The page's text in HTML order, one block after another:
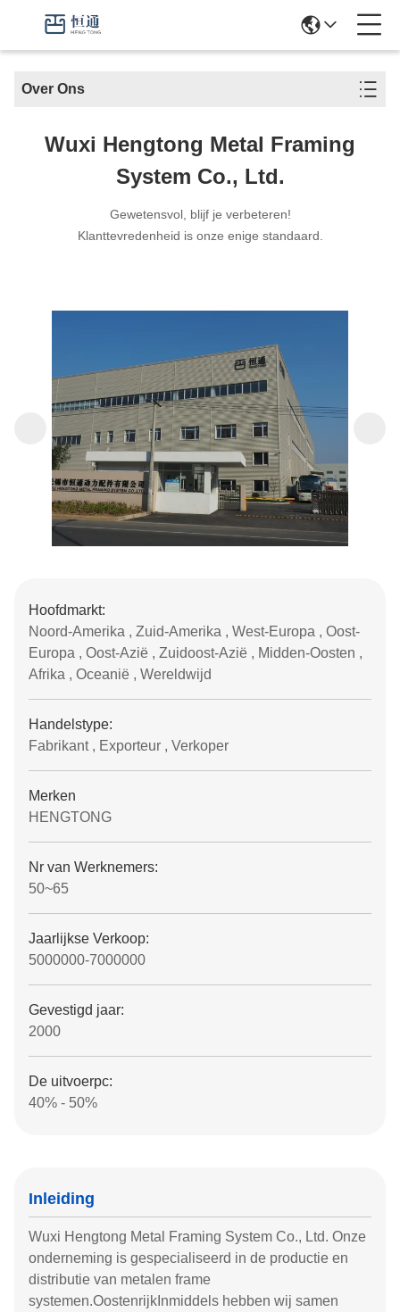
Over Ons
Wuxi Hengtong Metal Framing
System Co., Ltd.
Gewetensvol, blijf je verbeteren!
Klanttevredenheid is onze enige standaard.
Hoofdmarkt:
Noord-Amerika , Zuid-Amerika , West-Europa , Oost-
Europa , Oost-Azië , Zuidoost-Azië , Midden-Oosten ,
Afrika , Oceanië , Wereldwijd
Handelstype:
Fabrikant , Exporteur , Verkoper
Merken
HENGTONG
Nr van Werknemers:
50~65
Jaarlijkse Verkoop:
5000000-7000000
Gevestigd jaar:
2000
De uitvoerpc:
40% - 50%
Inleiding
Wuxi Hengtong Metal Framing System Co., Ltd. Onze
onderneming is gespecialiseerd in de productie en
distributie van metalen frame
systemen.OostenrijkInmiddels hebben wij samen